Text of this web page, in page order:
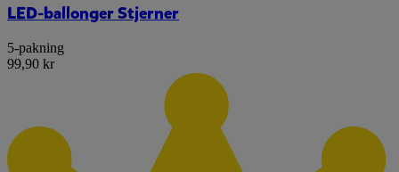
LED-ballonger Stjerner
5-pakning
99,90 kr